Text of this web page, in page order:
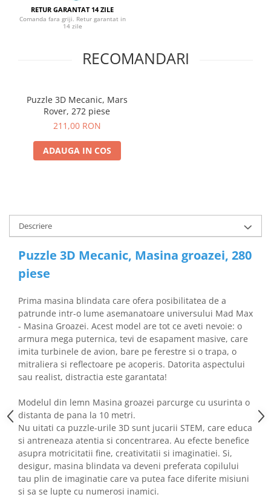
RETUR GARANTAT 14 ZILE
Comanda fara griji. Retur garantat in
14 zile
RECOMANDARI
Puzzle 3D Mecanic, Mars
Rover, 272 piese
211,00 RON
ADAUGA IN COS
Descriere
Puzzle 3D Mecanic, Masina groazei, 280
piese
Prima masina blindata care ofera posibilitatea de a
patrunde intr-o lume asemanatoare universului Mad Max
- Masina Groazei. Acest model are tot ce aveti nevoie: o
armura mega puternica, tevi de esapament masive, care
imita turbinele de avion, bare pe ferestre si o trapa, o
mitraliera si reflectoare pe acoperis. Datorita aspectului
sau realist, distractia este garantata!
Modelul din lemn Masina groazei parcurge cu usurinta o
distanta de pana la 10 metri.
Nu uitati ca puzzle-urile 3D sunt jucarii STEM, care educa
si antreneaza atentia si concentrarea. Au efecte benefice
asupra motricitatii fine, creativitatii si imaginatiei. Si,
desigur, masina blindata va deveni preferata copilului
tau plin de imaginatie care va putea face diferite misiuni
si sa se lupte cu numerosi inamici.